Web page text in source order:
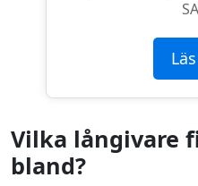
Vilka långivare
bland?